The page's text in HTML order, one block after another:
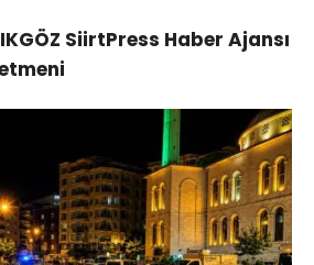
SiirtPress Haber Ajansı